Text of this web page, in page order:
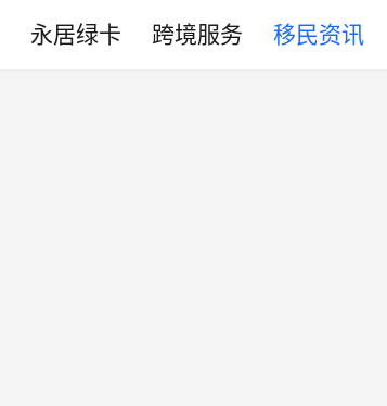
永居绿卡 跨境服务 移民资讯